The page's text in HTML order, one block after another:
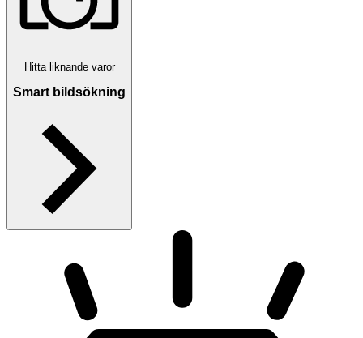
Hitta liknande varor
Smart bildsökning